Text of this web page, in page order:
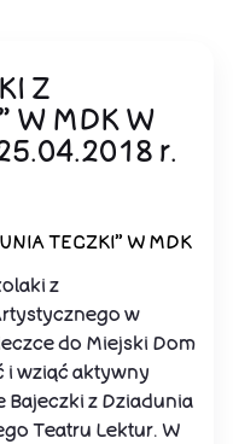
Z
W MDK W
r.
TECZKI” W MDK
z
w
do Miejski Dom
i wziąć aktywny
Bajeczki z Dziadunia
Teatru Lektur. W